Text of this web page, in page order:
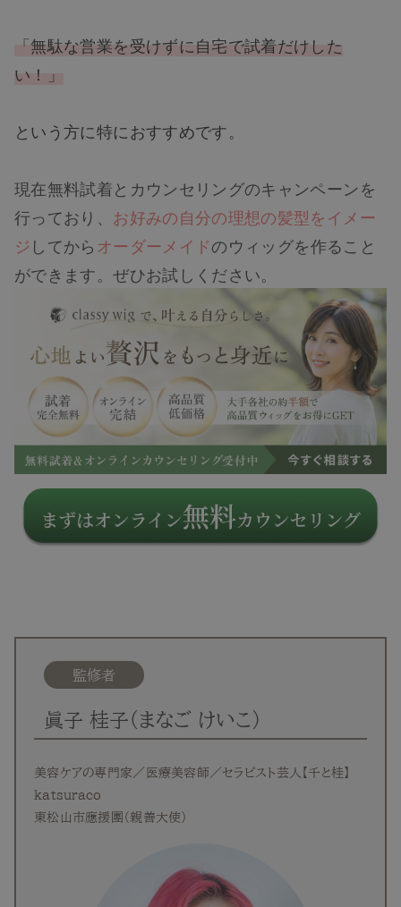
「無駄な営業を受けずに自宅で試着だけした
い！」
という方に特におすすめです。
現在無料試着とカウンセリングのキャンペーンを
行っており、 お好みの自分の理想の髪型をイメー
ジしてから オーダーメイドのウィッグを作ること
ができます。ぜひお試しください。
監修者
眞子 桂子（まなご けいこ）
美容ケアの専門家／医療美容師／セラピスト芸人【千と桂】
katsuraco
東松山市應援團（親善大使）